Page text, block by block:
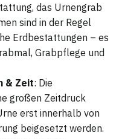
das Urnengrab
sind in der Regel
Erdbestattungen – es
Grabpflege und
& Zeit: Die
großen Zeitdruck
erst innerhalb von
beigesetzt werden.